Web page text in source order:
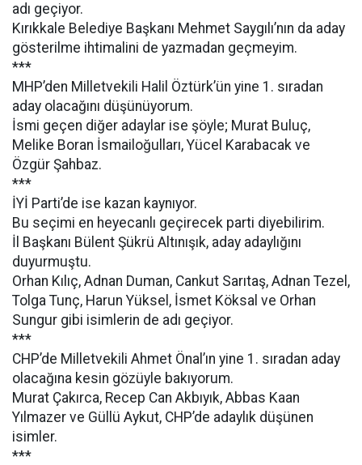
adı geçiyor.
Kırıkkale Belediye Başkanı Mehmet Saygılı’nın da aday
gösterilme ihtimalini de yazmadan geçmeyim.
***
MHP’den Milletvekili Halil Öztürk’ün yine 1. sıradan
aday olacağını düşünüyorum.
İsmi geçen diğer adaylar ise şöyle; Murat Buluç,
Melike Boran İsmailoğulları, Yücel Karabacak ve
Özgür Şahbaz.
***
İYİ Parti’de ise kazan kaynıyor.
Bu seçimi en heyecanlı geçirecek parti diyebilirim.
İl Başkanı Bülent Şükrü Altınışık, aday adaylığını
duyurmuştu.
Orhan Kılıç, Adnan Duman, Cankut Sarıtaş, Adnan Tezel,
Tolga Tunç, Harun Yüksel, İsmet Köksal ve Orhan
Sungur gibi isimlerin de adı geçiyor.
***
CHP’de Milletvekili Ahmet Önal’ın yine 1. sıradan aday
olacağına kesin gözüyle bakıyorum.
Murat Çakırca, Recep Can Akbıyık, Abbas Kaan
Yılmazer ve Güllü Aykut, CHP’de adaylık düşünen
isimler.
***